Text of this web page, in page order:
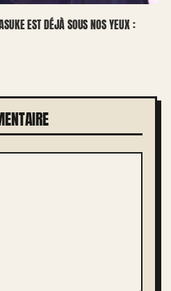
EST DÉJÀ SOUS NOS YEUX :